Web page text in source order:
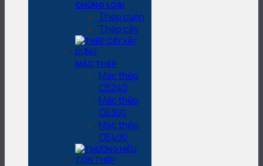
CHỦNG LOẠI
Thép cuộn
Thép cây
MÁC THÉP
Mác thép
CB240
Mác thép
CB300
Mác thép
CB400